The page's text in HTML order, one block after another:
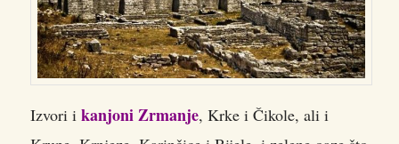
Izvori i kanjoni Zrmanje, Krke i Čikole, ali i